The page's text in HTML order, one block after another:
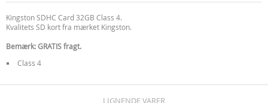
Kingston SDHC Card 32GB Class 4.
Kvalitets SD kort fra mærket Kingston.
Bemærk: GRATIS fragt.
Class 4
LIGNENDE VARER